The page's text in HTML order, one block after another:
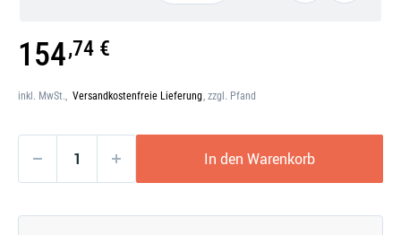
Galerie
öffnen
154,74 €
inkl. MwSt., Versandkostenfreie Lieferung, zzgl. Pfand
In den Warenkorb